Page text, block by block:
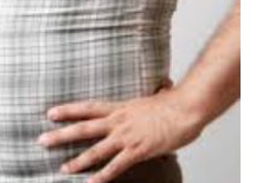
ഇളകിയെടുക്കാം. ഇനി ഒരു
വെള്ളം പാകത്തിന് ഉപ്പ്
ഇനി ഒരു പാനിൽ
ഇനി ഒരു പാത്രത്തിൽ മുട്ട
പാൽ, കുരുമുളകുപൊടി, ഉപ്പ്,
തയാറാക്കാം. ഇനി